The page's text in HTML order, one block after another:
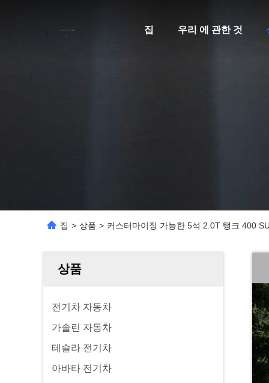
집 우리 에 관한 것
집 > 상품 > 커스터마이징 가능한 5석 2.0T 탱크 400
상품
전기차 자동차
가솔린 자동차
테슬라 전기차
아바타 전기차